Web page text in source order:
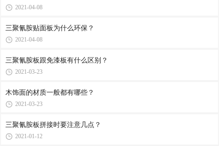
2021-04-08
三聚氰胺贴面板为什么环保？
2021-04-08
三聚氰胺板跟免漆板有什么区别？
2021-03-23
木饰面的材质一般都有哪些？
2021-03-23
三聚氰胺板拼接时要注意几点？
2021-01-12